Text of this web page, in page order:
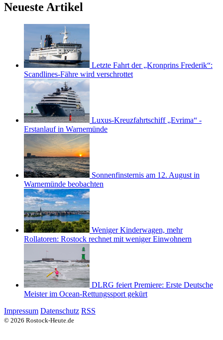
Neueste Artikel
Letzte Fahrt der „Kronprins Frederik“:
Scandlines-Fähre wird verschrottet
Luxus-Kreuzfahrtschiff „Evrima“ -
Erstanlauf in Warnemünde
Sonnenfinsternis am 12. August in
Warnemünde beobachten
Weniger Kinderwagen, mehr
Rollatoren: Rostock rechnet mit weniger Einwohnern
DLRG feiert Premiere: Erste Deutsche
Meister im Ocean-Rettungssport gekürt
Impressum Datenschutz RSS
© 2026 Rostock-Heute.de